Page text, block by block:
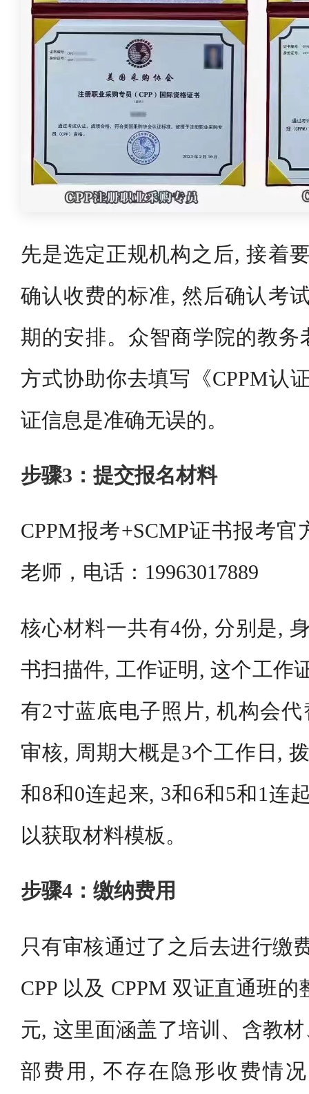
先是选定正规机构之后, 接着
确认收费的标准, 然后确认考
期的安排。众智商学院的教务
方式协助你去填写《CPPM认
证信息是准确无误的。
步骤3：提交报名材料
CPPM报考+SCMP证书报考
老师，电话：19963017889
核心材料一共有4份, 分别是,
书扫描件, 工作证明, 这个工作
有2寸蓝底电子照片, 机构会
审核, 周期大概是3个工作日,
和8和0连起来, 3和6和5和1连
以获取材料模板。
步骤4：缴纳费用
只有审核通过了之后去进行缴
CPP 以及 CPPM 双证直通班
元, 这里面涵盖了培训、含教
部费用, 不存在隐形收费情